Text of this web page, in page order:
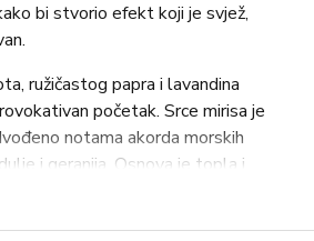
bi stvorio efekt koji je svjež,
ružičastog papra i lavandina
početak. Srce mirisa je
notama akorda morskih
i geranija. Osnova je topla i
pačulija, vetivera i sivog